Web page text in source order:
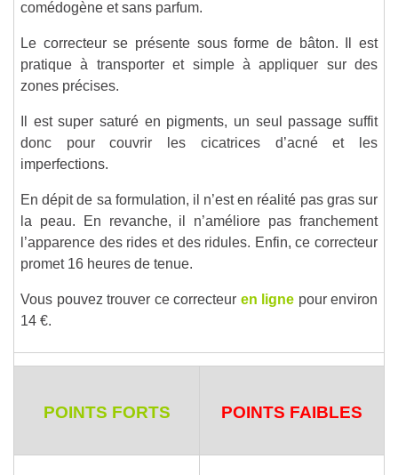
comédogène et sans parfum.
Le correcteur se présente sous forme de bâton. Il est
pratique à transporter et simple à appliquer sur des
zones précises.
Il est super saturé en pigments, un seul passage suffit
donc pour couvrir les cicatrices d’acné et les
imperfections.
En dépit de sa formulation, il n’est en réalité pas gras sur
la peau. En revanche, il n’améliore pas franchement
l’apparence des rides et des ridules. Enfin, ce correcteur
promet 16 heures de tenue.
Vous pouvez trouver ce correcteur en ligne pour environ
14 €.
POINTS FORTS POINTS FAIBLES